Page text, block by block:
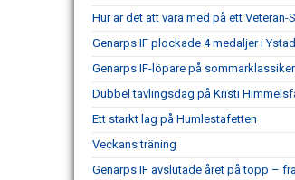
Hur är det att vara med på ett Veteran-
Genarps IF plockade 4 medaljer i Ystad
Genarps IF-löpare på
Dubbel tävlingsdag på Kristi
Ett starkt lag på Humlestafetten
Veckans träning
Genarps IF avslutade året på topp –